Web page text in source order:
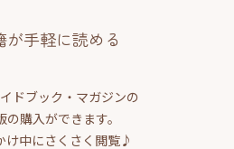
が手軽に読める
ドブック・マガジンの
の購入ができます。
け中にさくさく閲覧♪